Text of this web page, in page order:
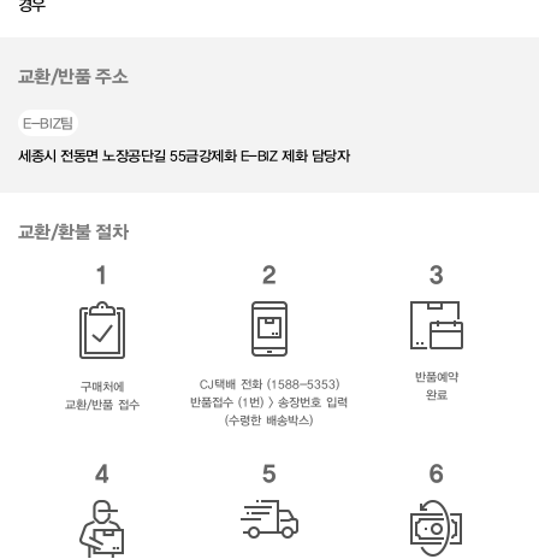
경우
교환/반품 주소
E-BIZ팀
세종시 전동면 노장공단길 55금강제화 E-BIZ 제화 담당자
교환/환불 절차
1
구매처에
교환/반품 접수
2
CJ택배 전화 (1588-5353)
반품접수 (1번) > 송장번호 입력
(수령한 배송박스)
3
반품예약
완료
4 5 6